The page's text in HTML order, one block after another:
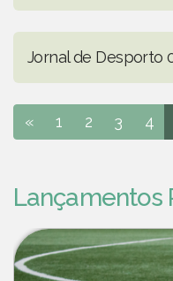
Jornal de Desporto
« 1 2 3 4
Lançamentos